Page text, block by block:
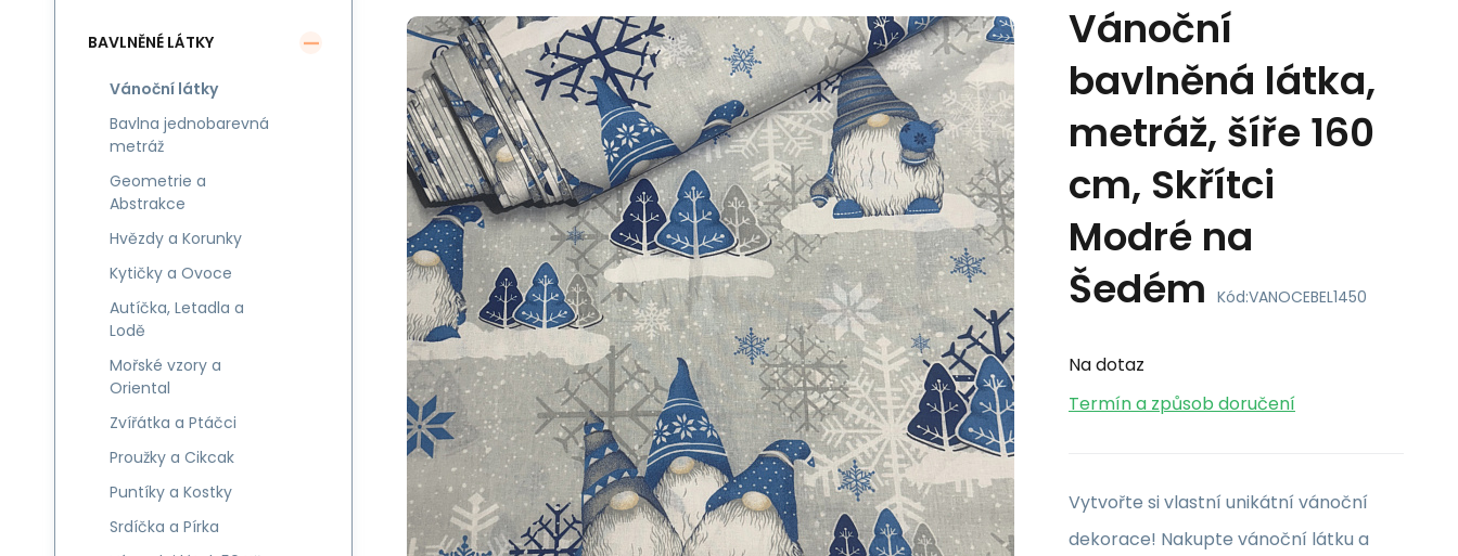
Vánoční
bavlněná látka,
metráž, šíře 160
cm, Skřítci
Modré na
Šedém Kód:VANOCEBEL1450
Na dotaz
Termín a způsob doručení
Vytvořte si vlastní unikátní vánoční
dekorace! Nakupte vánoční látku a
BAVLNĚNÉ LÁTKY
Vánoční látky
Bavlna jednobarevná
metráž
Geometrie a
Abstrakce
Hvězdy a Korunky
Kytičky a Ovoce
Autíčka, Letadla a
Lodě
Mořské vzory a
Oriental
Zvířátka a Ptáčci
Proužky a Cikcak
Puntíky a Kostky
Srdíčka a Pírka